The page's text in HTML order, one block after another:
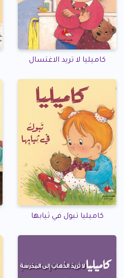
كاميليا لا تريد الاغتسال
كاميليا تبول في ثيابها